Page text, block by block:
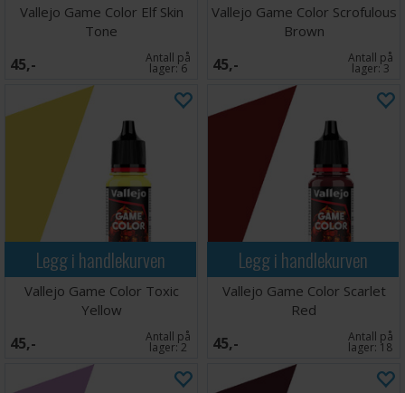
Vallejo Game Color Elf Skin
Tone
45,- Antall på
lager:6
Vallejo Game Color Scrofulous
Brown
45,- Antall på
lager:3
Legg i handlekurven
Vallejo Game Color Toxic
Yellow
45,- Antall på
lager:2
Legg i handlekurven
Vallejo Game Color Scarlet
Red
45,- Antall på
lager: 18